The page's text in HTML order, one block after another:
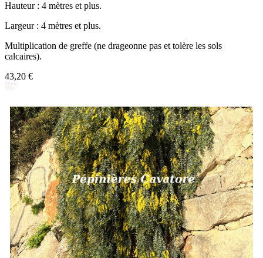
Hauteur : 4 mètres et plus.
Largeur : 4 mètres et plus.
Multiplication de greffe (ne drageonne pas et tolère les sols
calcaires).
43,20 €